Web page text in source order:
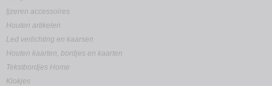
Ijzeren accessoires
Houten artikelen
Led verlichting en kaarsen
Houten kaarten, bordjes en kaarten
Tekstbordjes Home
Klokjes